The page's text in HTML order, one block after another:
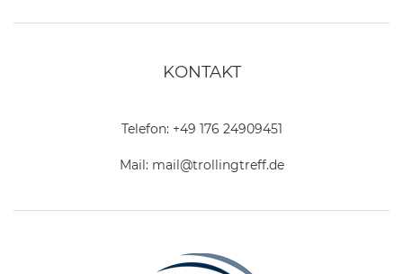
KONTAKT
Telefon: +49 176 24909451
Mail: mail@trollingtreff.de